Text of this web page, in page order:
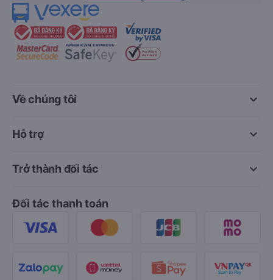
keyboard_arrow_down
Về chúng tôi
keyboard_arrow_down
Hỗ trợ
keyboard_arrow_down
Trở thành đối tác
Đối tác thanh toán